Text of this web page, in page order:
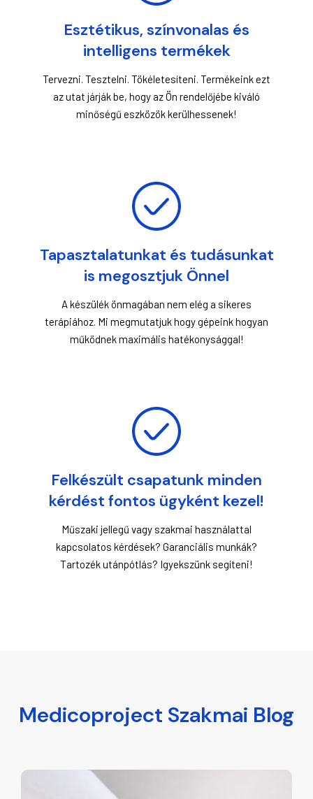
Esztétikus, színvonalas és
intelligens termékek
Tervezni. Tesztelni. Tökéletesíteni. Termékeink ezt
az utat járják be, hogy az Ön rendelőjébe kiváló
minőségű eszközök kerülhessenek!
Tapasztalatunkat és tudásunkat
is megosztjuk Önnel
A készülék önmagában nem elég a sikeres
terápiához. Mi megmutatjuk hogy gépeink hogyan
működnek maximális hatékonysággal!
Felkészült csapatunk minden
kérdést fontos ügyként kezel!
Műszaki jellegű vagy szakmai használattal
kapcsolatos kérdések? Garanciális munkák?
Tartozék utánpótlás? Igyekszünk segíteni!
Medicoproject Szakmai Blog